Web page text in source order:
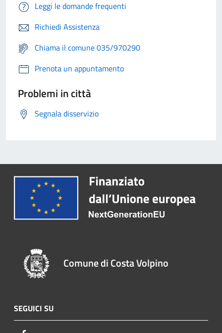
Leggi le domande frequenti
Richiedi Assistenza
Chiama il comune 035/970290
Prenota un appuntamento
Problemi in città
Segnala disservizio
Comune di Costa Volpino
SEGUICI SU